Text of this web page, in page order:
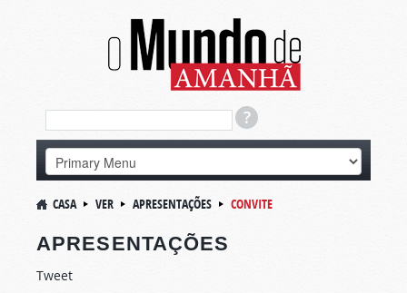
CASA VER APRESENTAÇÕES CONVITE
APRESENTAÇÕES
Tweet